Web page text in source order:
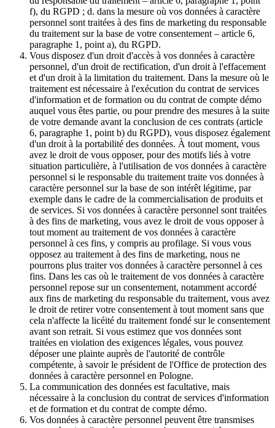
f), du RGPD ; d. dans la mesure où vos données à caractère
personnel sont traitées à des fins de marketing du responsable
du traitement sur la base de votre consentement – article 6,
paragraphe 1, point a), du RGPD.
Vous disposez d'un droit d'accès à vos données à caractère
personnel, d'un droit de rectification, d'un droit à l'effacement
et d'un droit à la limitation du traitement. Dans la mesure où le
traitement est nécessaire à l'exécution du contrat de services
d'information et de formation ou du contrat de compte démo
auquel vous êtes partie, ou pour prendre des mesures à la suite
de votre demande avant la conclusion de ces contrats (article
6, paragraphe 1, point b) du RGPD), vous disposez également
d'un droit à la portabilité des données. À tout moment, vous
avez le droit de vous opposer, pour des motifs liés à votre
situation particulière, à l'utilisation de vos données à caractère
personnel si le responsable du traitement traite vos données à
caractère personnel sur la base de son intérêt légitime, par
exemple dans le cadre de la commercialisation de produits et
de services. Si vos données à caractère personnel sont traitées
à des fins de marketing, vous avez le droit de vous opposer à
tout moment au traitement de vos données à caractère
personnel à ces fins, y compris au profilage. Si vous vous
opposez au traitement à des fins de marketing, nous ne
pourrons plus traiter vos données à caractère personnel à ces
fins. Dans les cas où le traitement de vos données à caractère
personnel repose sur un consentement, notamment accordé
aux fins de marketing du responsable du traitement, vous avez
le droit de retirer votre consentement à tout moment sans que
cela n'affecte la licéité du traitement fondé sur le consentement
avant son retrait. Si vous estimez que vos données sont
traitées en violation des exigences légales, vous pouvez
déposer une plainte auprès de l'autorité de contrôle
compétente, à savoir le président de l'Office de protection des
données à caractère personnel en Pologne.
La communication des données est facultative, mais
nécessaire à la conclusion du contrat de services d'information
et de formation et du contrat de compte démo.
Vos données à caractère personnel peuvent être transmises